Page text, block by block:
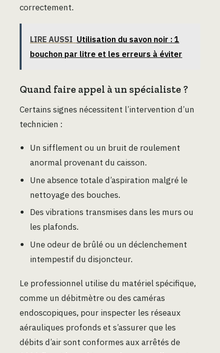
correctement.
LIRE AUSSI Utilisation du savon noir : 1
bouchon par litre et les erreurs à éviter
Quand faire appel à un spécialiste ?
Certains signes nécessitent l’intervention d’un
technicien :
Un sifflement ou un bruit de roulement
anormal provenant du caisson.
Une absence totale d’aspiration malgré le
nettoyage des bouches.
Des vibrations transmises dans les murs ou
les plafonds.
Une odeur de brûlé ou un déclenchement
intempestif du disjoncteur.
Le professionnel utilise du matériel spécifique,
comme un débitmètre ou des caméras
endoscopiques, pour inspecter les réseaux
aérauliques profonds et s’assurer que les
débits d’air sont conformes aux arrêtés de